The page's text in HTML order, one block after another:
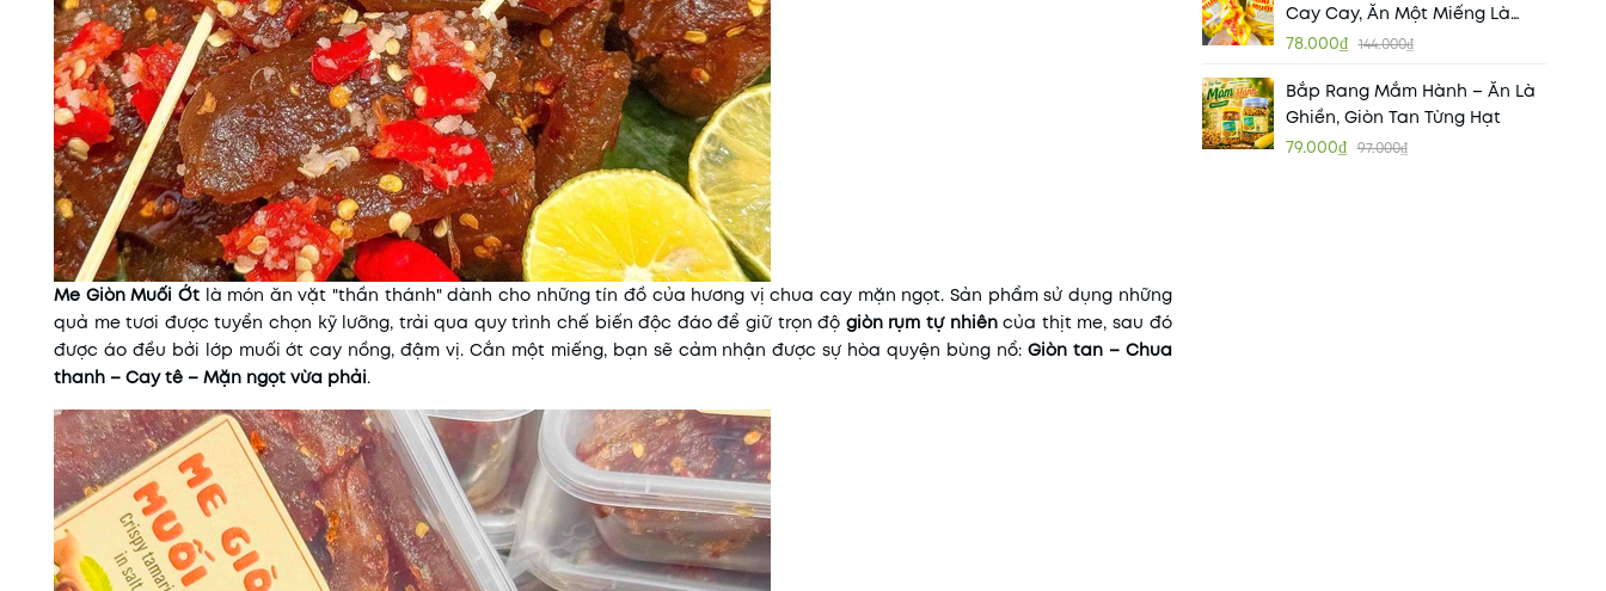
Me Giòn Muối Ớtlà món ăn vặt "thần thánh" dành cho những tín đồ của hương vị chua cay mặn ngọt. Sản phẩm sử dụng những
quả me tươi được tuyển chọn kỹ lưỡng, trải qua quy trình chế biến độc đáo để giữ trọn độ giòn rụm tự nhiêncủa thịt me, sau đó
được áo đều bởi lớp muối ớt cay nồng, đậm vị. Cắn một miếng, bạn sẽ cảm nhận được sự hòa quyện bùng nổ: Giòn tan – Chua
thanh – Cay tê – Mặn ngọt vừa phải.
Cay Cay, Ăn Một Miếng Là
Ghiền
78.000₫ 144.000₫
Bắp Rang Mắm Hành – Ăn Là
Ghiền, Giòn Tan Từng Hạt
79.000₫ 97.000₫